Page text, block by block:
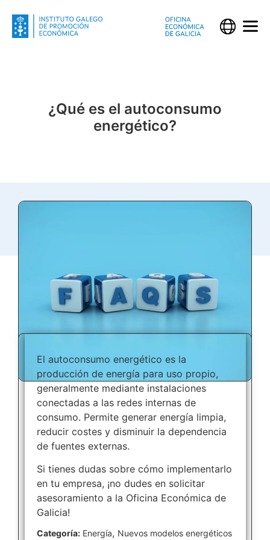
¿Qué es el autoconsumo
energético?
El autoconsumo energético es la
producción de energía para uso propio,
generalmente mediante instalaciones
conectadas a las redes internas de
consumo. Permite generar energía limpia,
reducir costes y disminuir la dependencia
de fuentes externas.
Si tienes dudas sobre cómo implementarlo
en tu empresa, ¡no dudes en solicitar
asesoramiento a la Oficina Económica de
Galicia!
Categoría: Energía, Nuevos modelos energéticos